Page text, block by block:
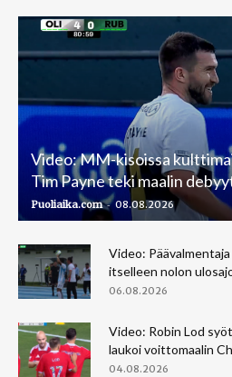
Video: MM-kisoissa
Tim Payne teki maalin
Puoliaika.com - 08.08.2026
Video:
itselleen nolon
06.08.2026
Video: Robin Lod
laukoi voittomaalin
04.08.2026